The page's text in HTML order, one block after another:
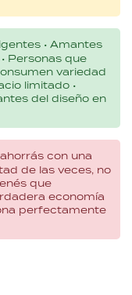
• Amantes
Personas que
variedad
limitado •
del diseño en
con una
de las veces, no
que
economía
perfectamente